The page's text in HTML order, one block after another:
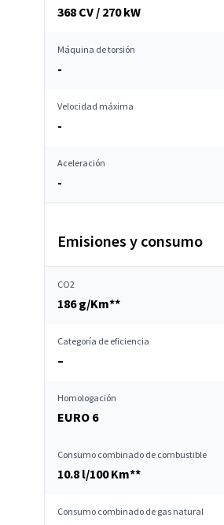
368 CV / 270 kW
Máquina de torsión
-
Velocidad máxima
-
Aceleración
-
Emisiones y consumo
CO2
186 g/Km**
Categoría de eficiencia
–
Homologación
EURO 6
Consumo combinado de combustible
10.8 l/100 Km**
Consumo combinado de gas natural